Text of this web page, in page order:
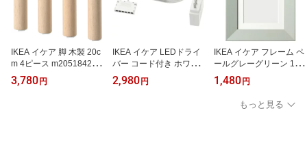
IKEA イケア 脚 木製 20c
m 4ピース m20518426 L
ILLEHEM リレヘム イン
テリア 家具 収納 ソファ
3,780 円
IKEA イケア LEDドライ
バー コード付き ホワイ
ト 19 W m00405840 AN
SLUTA アンスルータ
2,980 円
IKEA イケア フレーム ペ
ールグレーグリーン 13x
18 cm m00594336 PLO
MMONTRAD プロムモン
トレード
1,480 円
もっと見る